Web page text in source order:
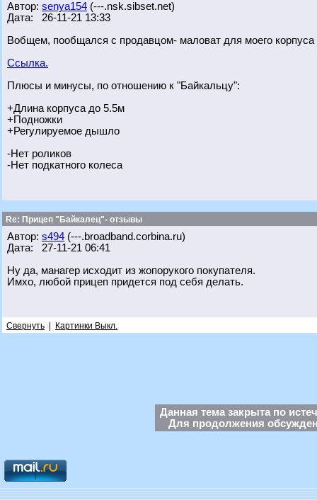
Автор: senya154 (---.nsk.sibset.net)
Дата: 26-11-21 13:33
Вобщем, пообщался с продавцом- маловат для моего
Ссылка.
Плюсы и минусы, по отношению к "Байкальцу":
+Длина корпуса до 5.5м
+Подножки
+Регулируемое дышло
-Нет роликов
-Нет подкатного колеса
Re: Прицеп "Байкалец"- отзывы
Автор: s494 (---.broadband.corbina.ru)
Дата: 27-11-21 06:41
Ну да, манагер исходит из жопорукого покупателя.
Имхо, любой прицеп придется под себя делать.
Свернуть Картинки Выкл.
Данная тема закрыта по
Для продолжения